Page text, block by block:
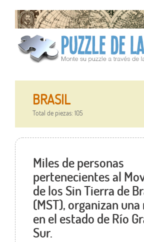
BRASIL
Total de piezas: 105
Miles de personas
pertenecientes al
de los Sin Tierra de
(MST), organizan
en el estado de Río
Sur.